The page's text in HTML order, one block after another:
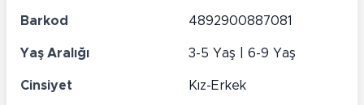
Barkod 4892900887081
Yaş Aralığı 3-5 Yaş | 6-9 Yaş
Cinsiyet Kız-Erkek